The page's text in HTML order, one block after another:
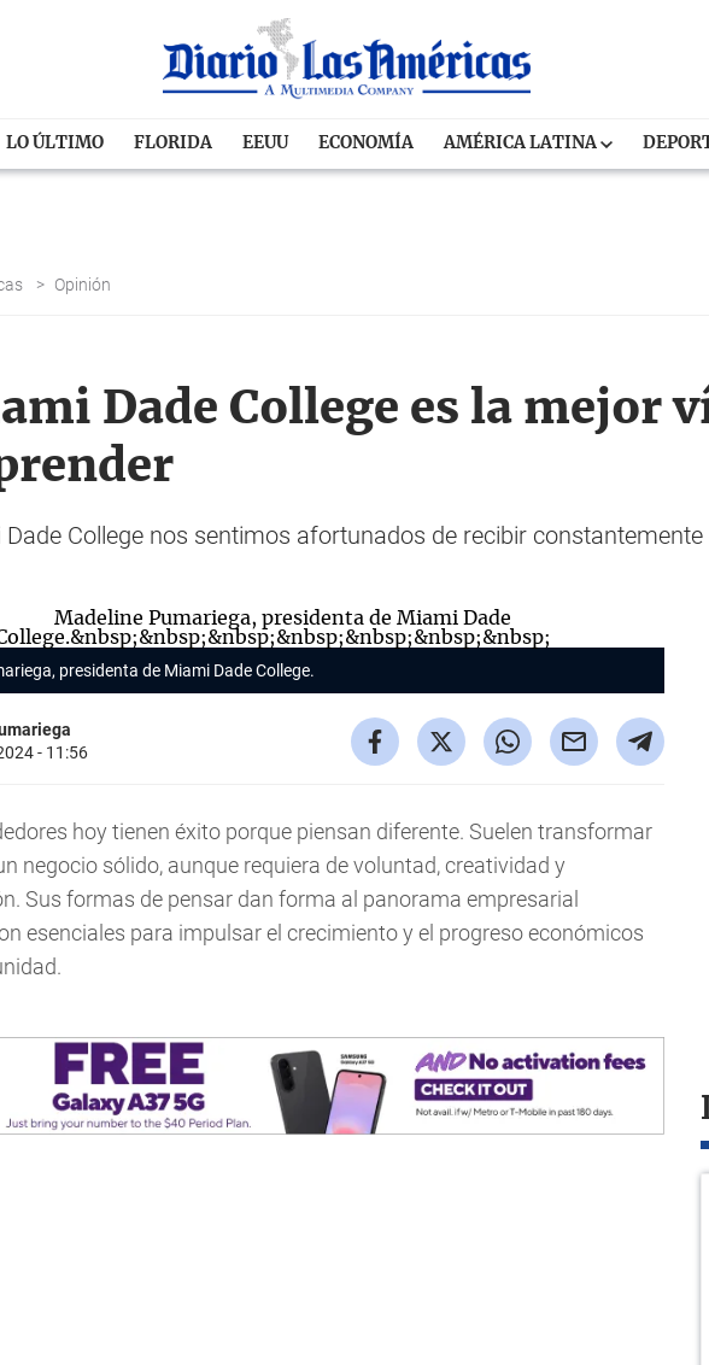
LO ÚLTIMO FLORIDA EEUU ECONOMÍA AMÉRICA LATINA
> Opinión
Dade College es la mejor
Dade College nos sentimos afortunados de recibir
presidenta de Miami Dade College.
- 11:56
hoy tienen éxito porque piensan diferente. Suelen transformar
negocio sólido, aunque requiera de voluntad, creatividad y
Sus formas de pensar dan forma al panorama empresarial
esenciales para impulsar el crecimiento y el progreso económicos